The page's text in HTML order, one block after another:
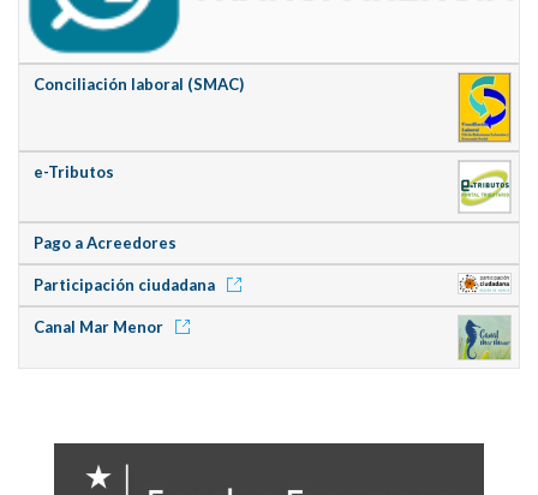
Conciliación laboral (SMAC)
e-Tributos
Pago a Acreedores
Participación ciudadana
Canal Mar Menor